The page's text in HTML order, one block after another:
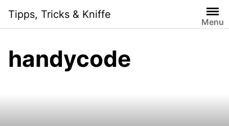
content
Tipps, Tricks & Kniffe
Menu
handycode